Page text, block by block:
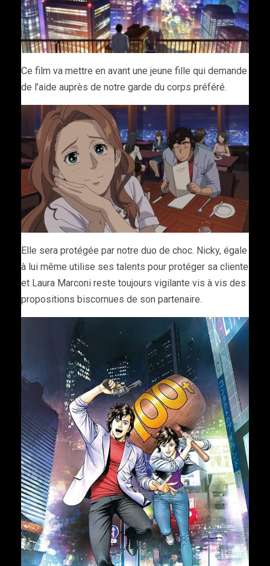
Ce film va mettre en avant une jeune fille qui demande
de l’aide auprès de notre garde du corps préféré.
Elle sera protégée par notre duo de choc. Nicky, égale
à lui même utilise ses talents pour protéger sa cliente
et Laura Marconi reste toujours vigilante vis à vis des
propositions biscornues de son partenaire.